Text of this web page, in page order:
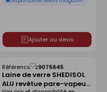
Ajouter au devis
Laine de verre SHEDISOL
ALU revêtue pare-vapeur
Référence :29075645
Enregistrer
comme
liste